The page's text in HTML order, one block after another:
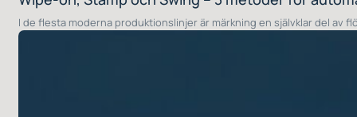
I de flesta moderna produktionslinjer är märkning en självklar del